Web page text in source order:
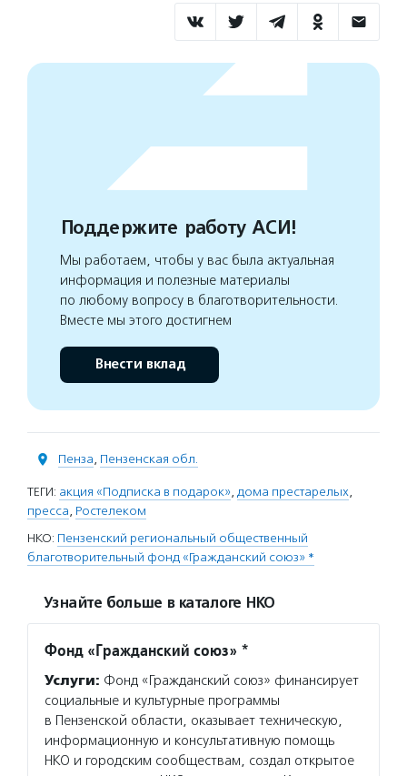
Поддержите работу АСИ!
Мы работаем, чтобы у вас была актуальная
информация и полезные материалы
по любому вопросу в благотворительности.
Вместе мы этого достигнем
Внести вклад
Пенза, Пензенская обл.
ТЕГИ: акция «Подписка в подарок», дома престарелых,
пресса, Ростелеком
НКО: Пензенский региональный общественный
благотворительный фонд «Гражданский союз» *
Узнайте больше в каталоге НКО
Фонд «Гражданский союз» *
Услуги: Фонд «Гражданский союз» финансирует
социальные и культурные программы
в Пензенской области, оказывает техническую,
информационную и консультативную помощь
НКО и городским сообществам, создал открытое